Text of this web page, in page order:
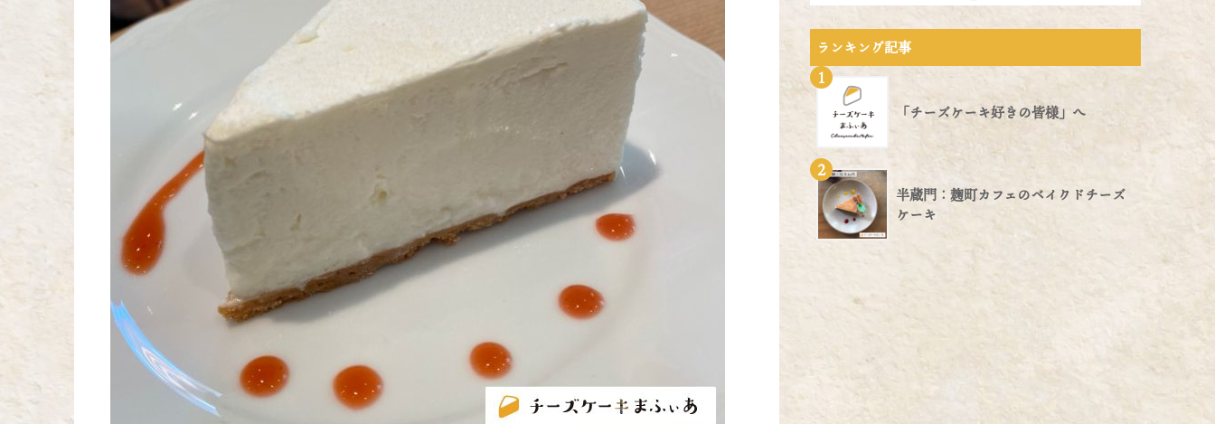
ランキング記事
1
「チーズケーキ好きの皆様」へ
2
半蔵門：麹町カフェのベイクドチーズ
ケーキ